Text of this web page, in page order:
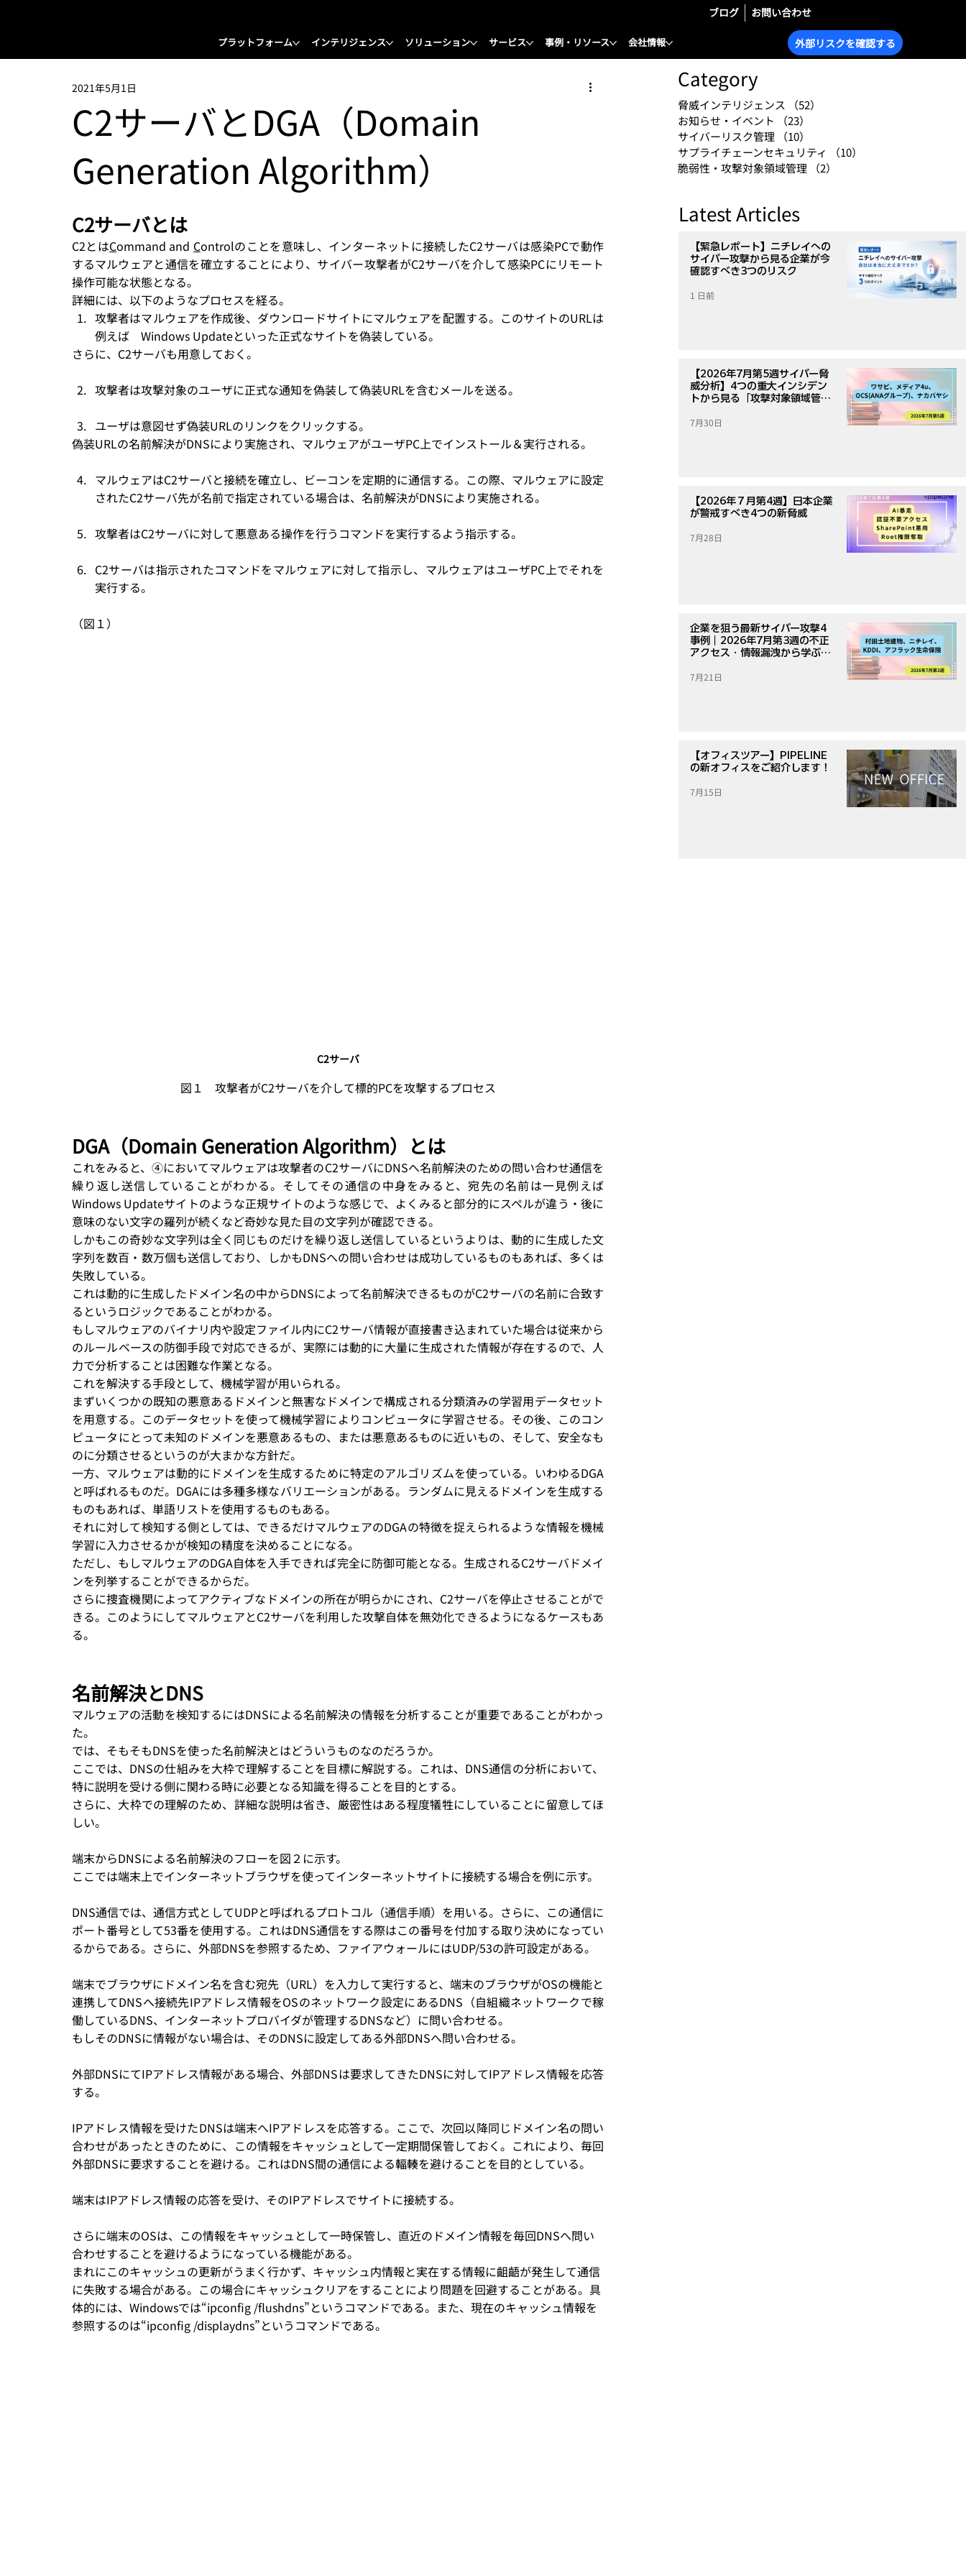
外部リスクを確認する
プラットフォーム インテリジェンス ソリューション サービス 事例・リソース 会社情報
ブログ お問い合わせ
C2サーバとDGA（Domain
Generation Algorithm）
2021年5月1日
C2サーバとは
C2とはCommand and Controlのことを意味し、インターネットに接続したC2サーバは感染PCで動作
するマルウェアと通信を確立することにより、サイバー攻撃者がC2サーバを介して感染PCにリモート
操作可能な状態となる。
詳細には、以下のようなプロセスを経る。
攻撃者はマルウェアを作成後、ダウンロードサイトにマルウェアを配置する。このサイトのURLは
例えば　Windows Updateといった正式なサイトを偽装している。
さらに、C2サーバも用意しておく。
攻撃者は攻撃対象のユーザに正式な通知を偽装して偽装URLを含むメールを送る。
ユーザは意図せず偽装URLのリンクをクリックする。
偽装URLの名前解決がDNSにより実施され、マルウェアがユーザPC上でインストール＆実行される。
マルウェアはC2サーバと接続を確立し、ビーコンを定期的に通信する。この際、マルウェアに設定
されたC2サーバ先が名前で指定されている場合は、名前解決がDNSにより実施される。
攻撃者はC2サーバに対して悪意ある操作を行うコマンドを実行するよう指示する。
C2サーバは指示されたコマンドをマルウェアに対して指示し、マルウェアはユーザPC上でそれを
実行する。
（図１）
C2サーバ
図１　攻撃者がC2サーバを介して標的PCを攻撃するプロセス
DGA（Domain Generation Algorithm）とは
これをみると、④においてマルウェアは攻撃者のC2サーバにDNSへ名前解決のための問い合わせ通信を
繰り返し送信していることがわかる。そしてその通信の中身をみると、宛先の名前は一見例えば
Windows Updateサイトのような正規サイトのような感じで、よくみると部分的にスペルが違う・後に
意味のない文字の羅列が続くなど奇妙な見た目の文字列が確認できる。
しかもこの奇妙な文字列は全く同じものだけを繰り返し送信しているというよりは、動的に生成した文
字列を数百・数万個も送信しており、しかもDNSへの問い合わせは成功しているものもあれば、多くは
失敗している。
これは動的に生成したドメイン名の中からDNSによって名前解決できるものがC2サーバの名前に合致す
るというロジックであることがわかる。
もしマルウェアのバイナリ内や設定ファイル内にC2サーバ情報が直接書き込まれていた場合は従来から
のルールベースの防御手段で対応できるが、実際には動的に大量に生成された情報が存在するので、人
力で分析することは困難な作業となる。
これを解決する手段として、機械学習が用いられる。
まずいくつかの既知の悪意あるドメインと無害なドメインで構成される分類済みの学習用データセット
を用意する。このデータセットを使って機械学習によりコンピュータに学習させる。その後、このコン
ピュータにとって未知のドメインを悪意あるもの、または悪意あるものに近いもの、そして、安全なも
のに分類させるというのが大まかな方針だ。
一方、マルウェアは動的にドメインを生成するために特定のアルゴリズムを使っている。いわゆるDGA
と呼ばれるものだ。DGAには多種多様なバリエーションがある。ランダムに見えるドメインを生成する
ものもあれば、単語リストを使用するものもある。
それに対して検知する側としては、できるだけマルウェアのDGAの特徴を捉えられるような情報を機械
学習に入力させるかが検知の精度を決めることになる。
ただし、もしマルウェアのDGA自体を入手できれば完全に防御可能となる。生成されるC2サーバドメイ
ンを列挙することができるからだ。
さらに捜査機関によってアクティブなドメインの所在が明らかにされ、C2サーバを停止させることがで
きる。このようにしてマルウェアとC2サーバを利用した攻撃自体を無効化できるようになるケースもあ
る。
名前解決とDNS
マルウェアの活動を検知するにはDNSによる名前解決の情報を分析することが重要であることがわかっ
た。
では、そもそもDNSを使った名前解決とはどういうものなのだろうか。
ここでは、DNSの仕組みを大枠で理解することを目標に解説する。これは、DNS通信の分析において、
特に説明を受ける側に関わる時に必要となる知識を得ることを目的とする。
さらに、大枠での理解のため、詳細な説明は省き、厳密性はある程度犠牲にしていることに留意してほ
しい。
端末からDNSによる名前解決のフローを図２に示す。
ここでは端末上でインターネットブラウザを使ってインターネットサイトに接続する場合を例に示す。
DNS通信では、通信方式としてUDPと呼ばれるプロトコル（通信手順）を用いる。さらに、この通信に
ポート番号として53番を使用する。これはDNS通信をする際はこの番号を付加する取り決めになってい
るからである。さらに、外部DNSを参照するため、ファイアウォールにはUDP/53の許可設定がある。
端末でブラウザにドメイン名を含む宛先（URL）を入力して実行すると、端末のブラウザがOSの機能と
連携してDNSへ接続先IPアドレス情報をOSのネットワーク設定にあるDNS（自組織ネットワークで稼
働しているDNS、インターネットプロバイダが管理するDNSなど）に問い合わせる。
もしそのDNSに情報がない場合は、そのDNSに設定してある外部DNSへ問い合わせる。
外部DNSにてIPアドレス情報がある場合、外部DNSは要求してきたDNSに対してIPアドレス情報を応答
する。
IPアドレス情報を受けたDNSは端末へIPアドレスを応答する。ここで、次回以降同じドメイン名の問い
合わせがあったときのために、この情報をキャッシュとして一定期間保管しておく。これにより、毎回
外部DNSに要求することを避ける。これはDNS間の通信による輻輳を避けることを目的としている。
端末はIPアドレス情報の応答を受け、そのIPアドレスでサイトに接続する。
さらに端末のOSは、この情報をキャッシュとして一時保管し、直近のドメイン情報を毎回DNSへ問い
合わせすることを避けるようになっている機能がある。
まれにこのキャッシュの更新がうまく行かず、キャッシュ内情報と実在する情報に齟齬が発生して通信
に失敗する場合がある。この場合にキャッシュクリアをすることにより問題を回避することがある。具
体的には、Windowsでは“ipconfig /flushdns”というコマンドである。また、現在のキャッシュ情報を
参照するのは“ipconfig /displaydns”というコマンドである。
Category
脅威インテリジェンス （52）
お知らせ・イベント
（23）
サイバーリスク管理
（10）
サプライチェーンセキュリティ
（10）
脆弱性・攻撃対象領域管理
（2）
Latest Articles
【緊急レポート】ニチレイへの
サイバー攻撃から見る企業が今
確認すべき3つのリスク
1 日前
【2026年7月第5週サイバー脅
威分析】4つの重大インシデン
トから見る「攻撃対象領域管
7月30日
【2026年７月第4週】日本企業
が警戒すべき4つの新脅威
7月28日
企業を狙う最新サイバー攻撃4
事例｜2026年7月第3週の不正
アクセス・情報漏洩から学ぶ対
7月21日
【オフィスツアー】PIPELINE
の新オフィスをご紹介します！
7月15日